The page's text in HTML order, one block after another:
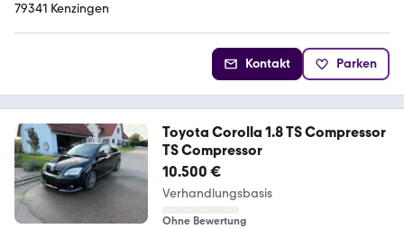
79341 Kenzingen
Kontakt Parken
Toyota Corolla 1.8 TS Compressor
TS Compressor
10.500 €
Verhandlungsbasis
Ohne Bewertung